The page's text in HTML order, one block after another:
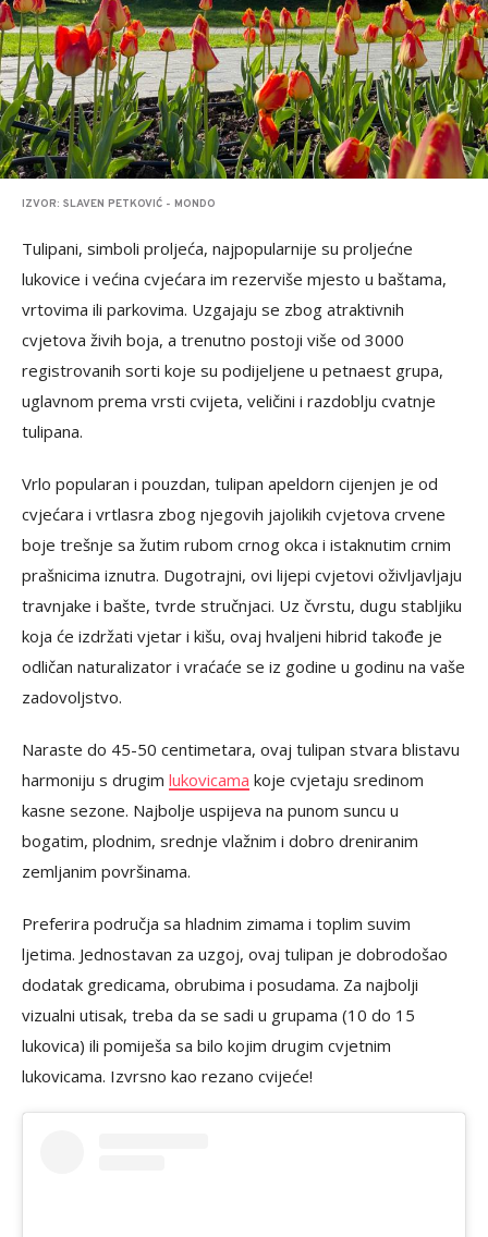
IZVOR: SLAVEN PETKOVIĆ - MONDO
Tulipani, simboli proljeća, najpopularnije su proljećne
lukovice i većina cvjećara im rezerviše mjesto u baštama,
vrtovima ili parkovima. Uzgajaju se zbog atraktivnih
cvjetova živih boja, a trenutno postoji više od 3000
registrovanih sorti koje su podijeljene u petnaest grupa,
uglavnom prema vrsti cvijeta, veličini i razdoblju cvatnje
tulipana.
Vrlo popularan i pouzdan, tulipan apeldorn cijenjen je od
cvjećara i vrtlasra zbog njegovih jajolikih cvjetova crvene
boje trešnje sa žutim rubom crnog okca i istaknutim crnim
prašnicima iznutra. Dugotrajni, ovi lijepi cvjetovi oživljavljaju
travnjake i bašte, tvrde stručnjaci. Uz čvrstu, dugu stabljiku
koja će izdržati vjetar i kišu, ovaj hvaljeni hibrid takođe je
odličan naturalizator i vraćaće se iz godine u godinu na vaše
zadovoljstvo.
Naraste do 45-50 centimetara, ovaj tulipan stvara blistavu
harmoniju s drugim lukovicama koje cvjetaju sredinom
kasne sezone. Najbolje uspijeva na punom suncu u
bogatim, plodnim, srednje vlažnim i dobro dreniranim
zemljanim površinama.
Preferira područja sa hladnim zimama i toplim suvim
ljetima. Jednostavan za uzgoj, ovaj tulipan je dobrodošao
dodatak gredicama, obrubima i posudama. Za najbolji
vizualni utisak, treba da se sadi u grupama (10 do 15
lukovica) ili pomiješa sa bilo kojim drugim cvjetnim
lukovicama. Izvrsno kao rezano cvijeće!